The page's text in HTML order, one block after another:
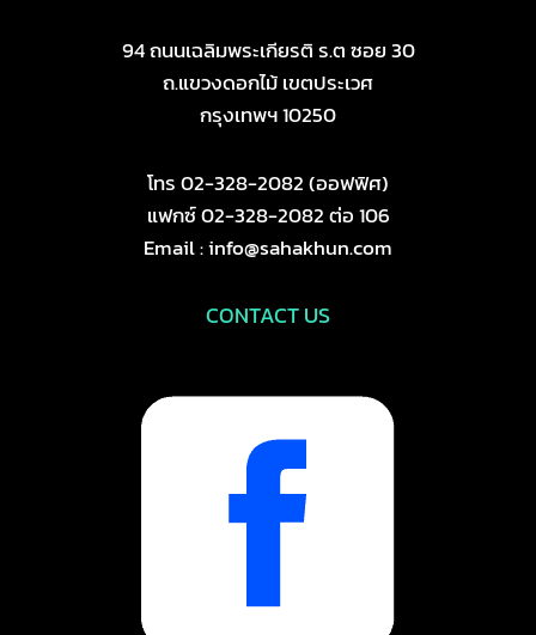
94 ถนนเฉลิมพระเกียรติ ร.ต ซอย 30
ถ.แขวงดอกไม้ เขตประเวศ
กรุงเทพฯ 10250
โทร 02-328-2082 (ออฟฟิศ)
แฟกซ์ 02-328-2082 ต่อ 106
Email : info@sahakhun.com
CONTACT US